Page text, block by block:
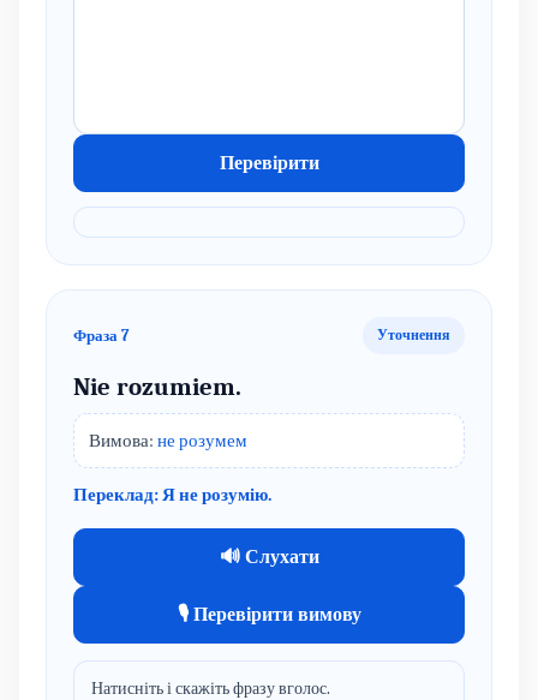
Перевірити
Фраза 7 Уточнення
Nie rozumiem.
Вимова: не розумем
Переклад: Я не розумію.
🔊 Слухати
🎙 Перевірити вимову
Натисніть і скажіть фразу вголос.